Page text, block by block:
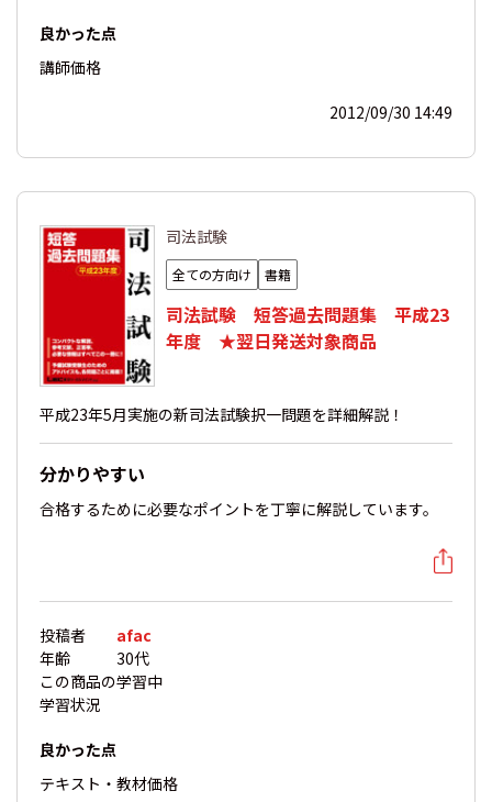
良かった点
講師価格
2012/09/30 14:49
司法試験
全ての方向け 書籍
司法試験 短答過去問題集 平成23
年度 ★翌日発送対象商品
平成23年5月実施の新司法試験択一問題を詳細解説！
分かりやすい
合格するために必要なポイントを丁寧に解説しています。
投稿者
afac
年齢
30代
この商品の
学習状況
学習中
良かった点
テキスト・教材価格